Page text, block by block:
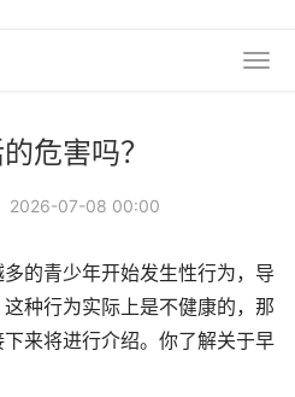
危害吗？
2026-07-08 00:00
的青少年开始发生性行为，导
种行为实际上是不健康的，那
来将进行介绍。你了解关于早